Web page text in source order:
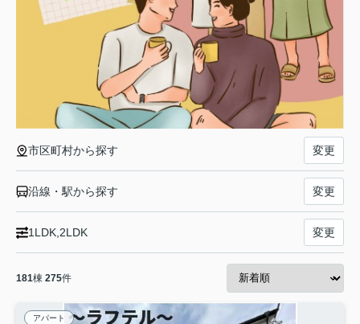
市区町村から探す 変更
沿線・駅から探す 変更
1LDK,2LDK 変更
181棟 275件
アパート